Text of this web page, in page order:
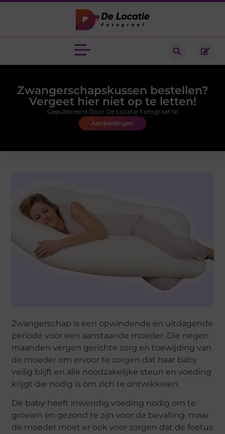
Zwangerschapskussen bestellen?
Vergeet hier niet op te letten!
Aanbiedingen
Gepubliceerd Door De Locatie Fotograaf.nl
Zwangerschap is een opwindende en uitdagende
periode voor een aanstaande moeder. Die negen
maanden vergen gerichte zorg en toewijding van
de moeder om ervoor te zorgen dat haar baby
veilig blijft en alle noodzakelijke steun en voeding
krijgt die nodig is om zich te ontwikkelen.
De baby heeft inwendig voeding nodig om te
groeien en gezond te zijn voor de bevalling, maar
de moeder moet er ook voor zorgen dat de foetus